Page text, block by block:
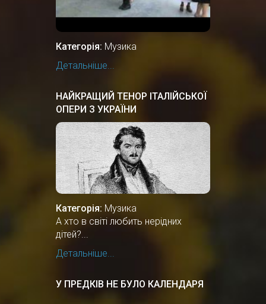
Категорія: Музика
Детальніше...
НАЙКРАЩИЙ ТЕНОР ІТАЛІЙСЬКОЇ
ОПЕРИ З УКРАЇНИ
Категорія: Музика
А хто в світі любить нерідних
дітей?...
Детальніше...
У ПРЕДКІВ НЕ БУЛО КАЛЕНДАРЯ